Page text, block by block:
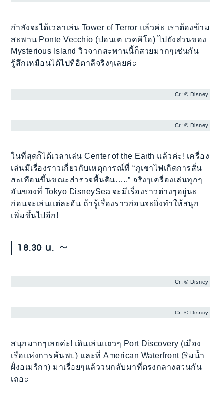
กำลังจะได้เวลาเล่น Tower of Terror แล้วค่ะ เราต้องข้าม
สะพาน Ponte Vecchio (ปอนเต เวคคิโอ) ไปยังส่วนของ
Mysterious Island วิวจากสะพานนี้ก็สวยมากๆเช่นกัน
รู้สึกเหมือนได้ไปที่อิตาลีจริงๆเลยค่ะ
Cr: © Disney
Cr: © Disney
ในที่สุดก็ได้เวลาเล่น Center of the Earth แล้วค่ะ! เครื่อง
เล่นมีเรื่องราวเกี่ยวกับเหตุการณ์ที่ “ภูเขาไฟเกิดการสั่น
สะเทือนขึ้นขณะสำรวจพื้นดิน…..” จริงๆเครื่องเล่นทุกๆ
อันของที่ Tokyo DisneySea จะมีเรื่องราวต่างๆอยู่นะ
ก่อนจะเล่นแต่ละอัน ถ้ารู้เรื่องราวก่อนจะยิ่งทำให้สนุก
เพิ่มขึ้นไปอีก!
18.30 น. ～
Cr: © Disney
Cr: © Disney
สนุกมากๆเลยค่ะ! เดินเล่นแถวๆ Port Discovery (เมือง
เรือแห่งการค้นพบ) และที่ American Waterfront (ริมน้ำ
ฝั่งอเมริกา) มาเรื่อยๆแล้ววนกลับมาที่ตรงกลางสวนกัน
เถอะ